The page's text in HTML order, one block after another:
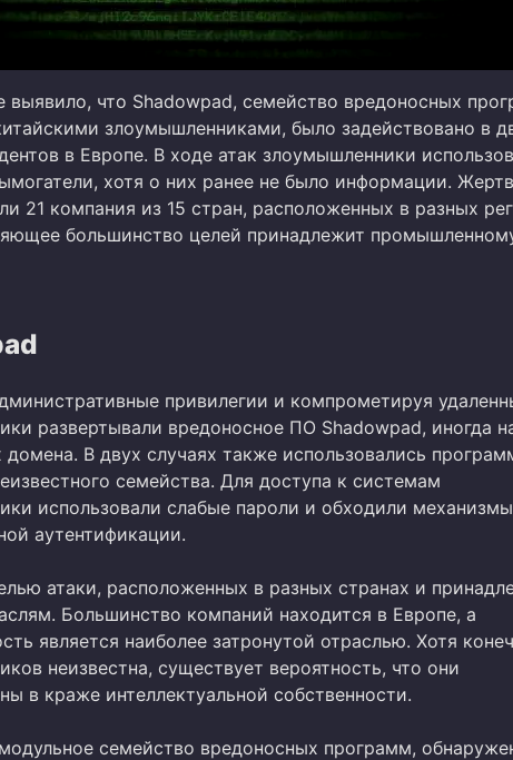
выявило, что Shadowpad, семейство вредоносных
злоумышленниками, было задействовано в
в Европе. В ходе атак злоумышленники
хотя о них ранее не было информации.
21 компания из 15 стран, расположенных в разных
большинство целей принадлежит
привилегии и компрометируя
развертывали вредоносное ПО Shadowpad, иногда
домена. В двух случаях также использовались
семейства. Для доступа к системам
использовали слабые пароли и обходили механизмы
аутентификации.
атаки, расположенных в разных странах и
Большинство компаний находится в Европе, а
является наиболее затронутой отраслью. Хотя
неизвестна, существует вероятность, что они
в краже интеллектуальной собственности.
семейство вредоносных программ,